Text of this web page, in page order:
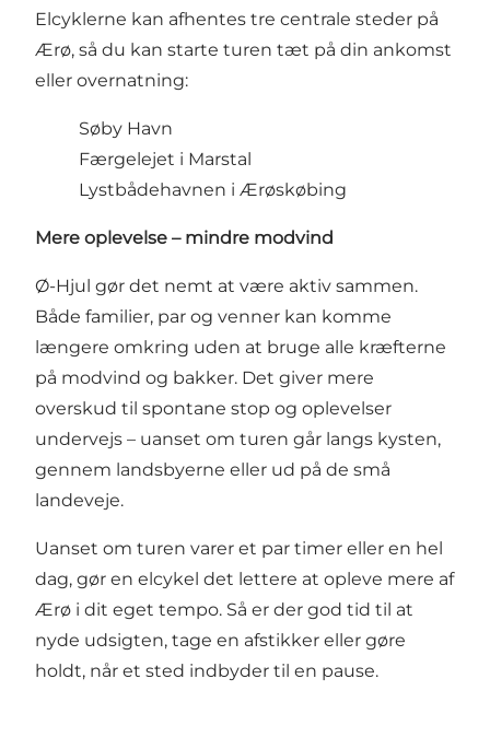
Elcyklerne kan afhentes tre centrale steder på
Ærø, så du kan starte turen tæt på din ankomst
eller overnatning:
Søby Havn
Færgelejet i Marstal
Lystbådehavnen i Ærøskøbing
Mere oplevelse – mindre modvind
Ø-Hjul gør det nemt at være aktiv sammen.
Både familier, par og venner kan komme
længere omkring uden at bruge alle kræfterne
på modvind og bakker. Det giver mere
overskud til spontane stop og oplevelser
undervejs – uanset om turen går langs kysten,
gennem landsbyerne eller ud på de små
landeveje.
Uanset om turen varer et par timer eller en hel
dag, gør en elcykel det lettere at opleve mere af
Ærø i dit eget tempo. Så er der god tid til at
nyde udsigten, tage en afstikker eller gøre
holdt, når et sted indbyder til en pause.